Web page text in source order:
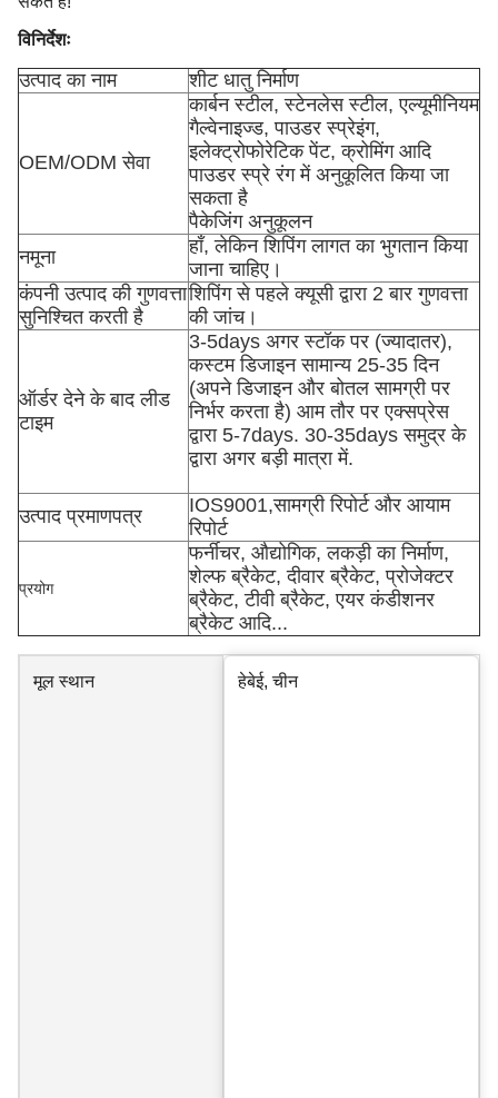
विनिर्देशः
उत्पाद का नाम शीट धातु निर्माण
OEM/ODM सेवा
कार्बन स्टील, स्टेनलेस स्टील, एल्यूमीनियम
गैल्वेनाइज्ड, पाउडर स्प्रेइंग,
इलेक्ट्रोफोरेटिक पेंट, क्रोमिंग आदि
पाउडर स्प्रे रंग में अनुकूलित किया जा
सकता है
पैकेजिंग अनुकूलन
नमूना
हाँ, लेकिन शिपिंग लागत का भुगतान किया
जाना चाहिए।
कंपनी उत्पाद की गुणवत्ता
सुनिश्चित करती है
शिपिंग से पहले क्यूसी द्वारा 2 बार गुणवत्ता
की जांच।
ऑर्डर देने के बाद लीड
टाइम
3-5days अगर स्टॉक पर (ज्यादातर),
कस्टम डिजाइन सामान्य 25-35 दिन
(अपने डिजाइन और बोतल सामग्री पर
निर्भर करता है) आम तौर पर एक्सप्रेस
द्वारा 5-7days. 30-35days समुद्र के
द्वारा अगर बड़ी मात्रा में.
उत्पाद प्रमाणपत्र
IOS9001,सामग्री रिपोर्ट और आयाम
रिपोर्ट
प्रयोग
फर्नीचर, औद्योगिक, लकड़ी का निर्माण,
शेल्फ ब्रैकेट, दीवार ब्रैकेट, प्रोजेक्टर
ब्रैकेट, टीवी ब्रैकेट, एयर कंडीशनर
ब्रैकेट आदि...
मूल स्थान हेबेई, चीन